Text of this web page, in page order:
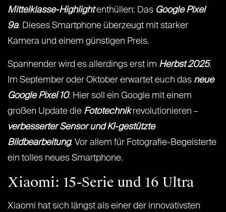
Mittelklasse-Highlightenthüllen: Das Google Pixel
9a. Dieses Smartphone überzeugt mit starker
Kamera und einem günstigen Preis.
Spannender wird es allerdings erst im Herbst 2025.
Im September oder Oktober erwartet euch das neue
Google Pixel 10. Hier soll ein Google mit einem
großen Update die Fototechnikrevolutionieren –
verbesserter Sensor und KI-gestützte
Bildbearbeitung. Vor allem für Fotografie-Begeisterte
ein tolles neues Smartphone.
Xiaomi: 15-Serie und 16 Ultra
Xiaomi hat sich längst als einer der innovativsten